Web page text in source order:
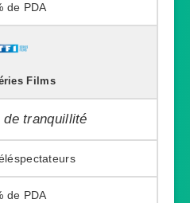
Films
de tranquillité